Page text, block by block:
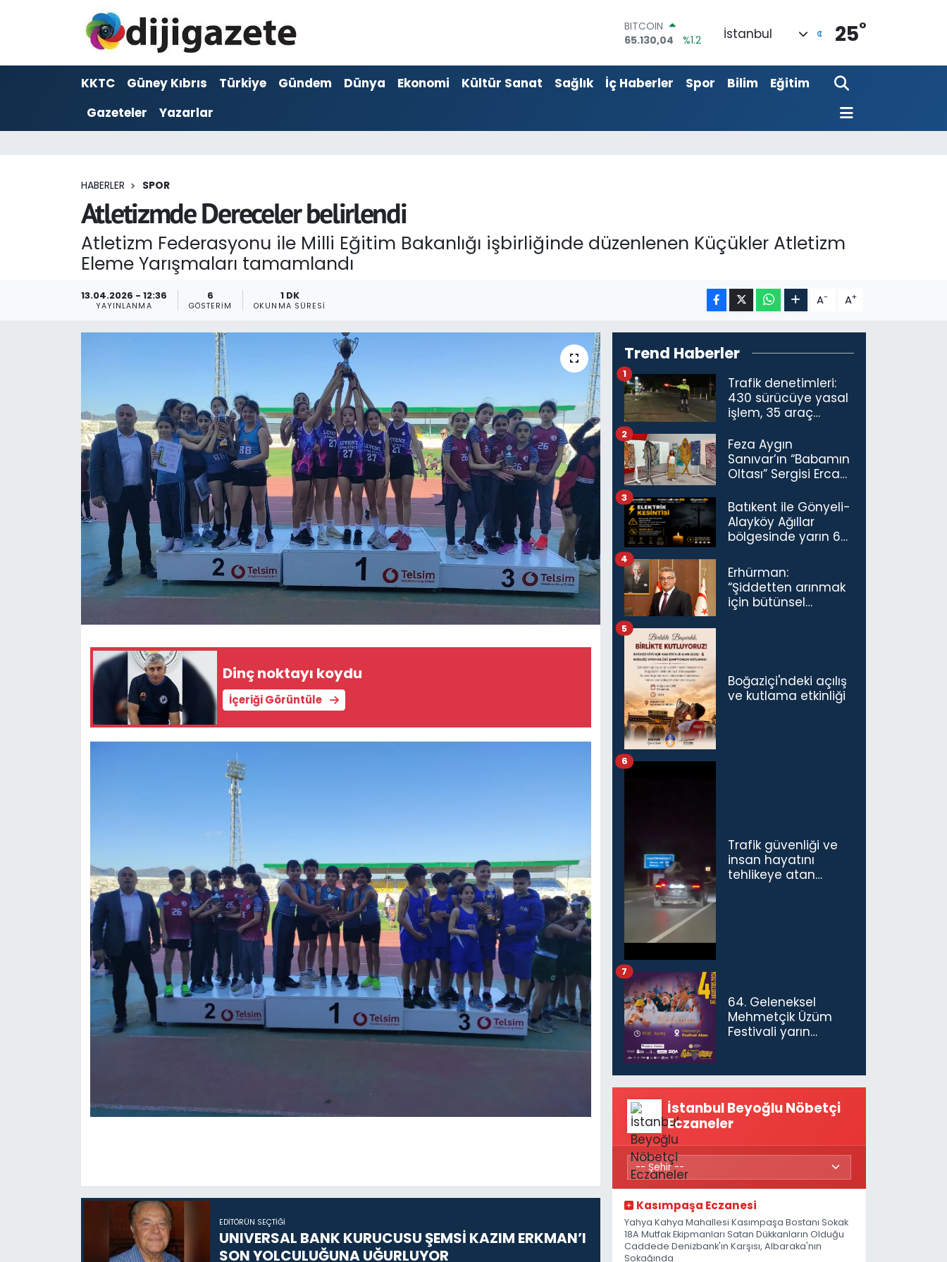
DOLAR
47,7436
%0.18
55,2510
%0.32
STERLİN
İstanbul 25°
KKTC Güney Kıbrıs Türkiye Gündem Dünya Ekonomi Kültür Sanat Sağlık İç Haberler Spor Bilim
Eğitim
Gazeteler
Yazarlar
HABERLER SPOR
Atletizmde Dereceler belirlendi
Atletizm Federasyonu ile Milli Eğitim Bakanlığı işbirliğinde düzenlenen Küçükler Atletizm
Eleme Yarışmaları tamamlandı
13.04.2026 - 12:36
YAYINLANMA
6
GÖSTERIM
1 DK
OKUNMA SÜRESI A- A+
Dinç noktayı koydu
İçeriği Görüntüle
EDITÖRÜN SEÇTIĞI
UNIVERSAL BANK KURUCUSU ŞEMSİ KAZIM ERKMAN’I
SON YOLCULUĞUNA UĞURLUYOR
Trend Haberler
Trafik denetimleri:
430 sürücüye yasal
işlem, 35 araç
1
Feza Aygın
Sanıvar’ın “Babamın
Oltası” Sergisi Ercan
Açıldı
2
Batıkent ile Gönyeli-
Alayköy Ağıllar
bölgesinde yarın 6
kesintisi…
3
Erhürman:
“Şiddetten arınmak
için bütünsel
4
Boğaziçi'ndeki açılış
ve kutlama etkinliği
5
Trafik güvenliği ve
insan hayatını
tehlikeye atan
6
64. Geleneksel
Mehmetçik Üzüm
Festivali yarın
7
İstanbul Beyoğlu Nöbetçi
Eczaneler
Kasımpaşa Eczanesi
Yahya Kahya Mahallesi Kasımpaşa Bostanı Sokak
18A Mutfak Ekipmanları Satan Dükkanların Olduğu
Caddede Denizbank'ın Karşısı, Albaraka'nın
Sokağında
ADVERTORIAL
Dijigazete
Foto Galeri
KKTC YEREL SEÇİM 2018
Kültür Sanat
Magazin
Nöbetçi Eczaneler
Otomobil Dünyası
Politika
Yazarlar
Hava Durumu
Trafik Durumu
Haber Arşivi